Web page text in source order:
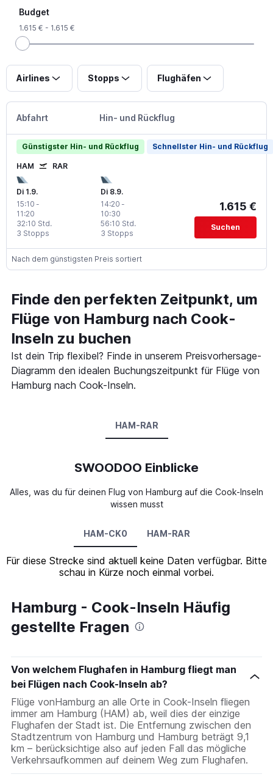
Budget
1.615 € - 1.615 €
Airlines Stopps Flughäfen
Abfahrt Hin- und Rückflug
Günstigster Hin- und Rückflug Schnellster Hin- und Rückflug
HAM RAR
Di 1.9.
15:10 -
11:20
3 Stopps
32:10 Std.
Di 8.9.
14:20 -
10:30
3 Stopps
56:10 Std.
1.615 €
Suchen
Nach dem günstigsten Preis sortiert
Finde den perfekten Zeitpunkt, um
Flüge von Hamburg nach Cook-
Inseln zu buchen
Ist dein Trip flexibel? Finde in unserem Preisvorhersage-
Diagramm den idealen Buchungszeitpunkt für Flüge von
Hamburg nach Cook-Inseln.
HAM-RAR
SWOODOO Einblicke
Alles, was du für deinen Flug von Hamburg auf die Cook-Inseln
wissen musst
HAM-CK0 HAM-RAR
Für diese Strecke sind aktuell keine Daten verfügbar. Bitte
schau in Kürze noch einmal vorbei.
Hamburg - Cook-Inseln Häufig
gestellte Fragen
Von welchem Flughafen in Hamburg fliegt man
bei Flügen nach Cook-Inseln ab?
Flüge vonHamburg an alle Orte in Cook-Inseln fliegen
immer am Hamburg (HAM) ab, weil dies der einzige
Flughafen der Stadt ist. Die Entfernung zwischen den
Stadtzentrum von Hamburg und Hamburg beträgt 9,1
km – berücksichtige also auf jeden Fall das mögliche
Verkehrsaufkommen auf deinem Weg zum Flughafen.